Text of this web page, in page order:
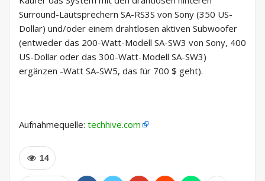
Surround-Lautsprechern SA-RS3S von Sony (350 US-
Dollar) und/oder einem drahtlosen aktiven Subwoofer
(entweder das 200-Watt-Modell SA-SW3 von Sony, 400
US-Dollar oder das 300-Watt-Modell SA-SW3)
ergänzen -Watt SA-SW5, das für 700 $ geht).
Aufnahmequelle: techhive.com
14